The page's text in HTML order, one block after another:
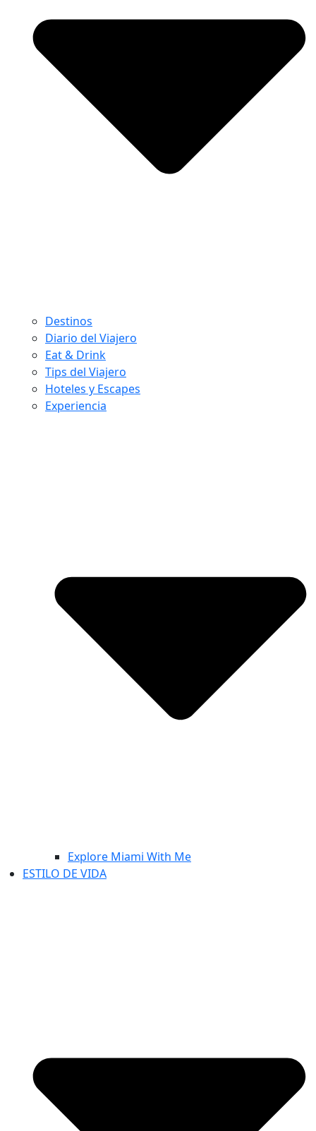
Destinos
Diario del Viajero
Eat & Drink
Tips del Viajero
Hoteles y Escapes
Experiencia
Explore Miami With Me
ESTILO DE VIDA